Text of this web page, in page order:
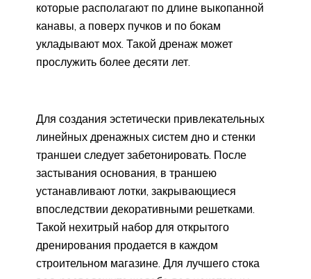
которые располагают по длине выкопанной
канавы, а поверх пучков и по бокам
укладывают мох. Такой дренаж может
прослужить более десяти лет.
Для создания эстетически привлекательных
линейных дренажных систем дно и стенки
траншеи следует забетонировать. После
застывания основания, в траншею
устанавливают лотки, закрывающиеся
впоследствии декоративными решетками.
Такой нехитрый набор для открытого
дренирования продается в каждом
строительном магазине. Для лучшего стока